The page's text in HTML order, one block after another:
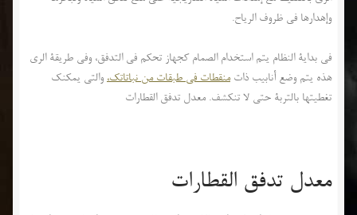
وإهدارها في ظروف الرياح.
في بداية النظام يتم استخدام الصمام كجهاز تحكم في التدفق، وفي طريقة الري
هذه يتم وضع أنابيب ذاتمنقطات في طبقات من نباتاتك، والتي يمكنك
تغطيتها بالتربة حتى لا تنكشف. معدل تدفق القطارات
معدل تدفق القطارات